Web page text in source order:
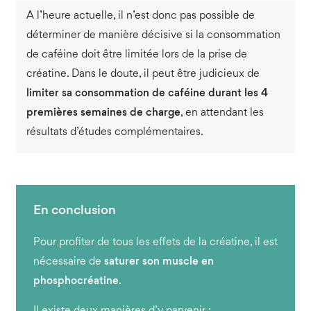
A l’heure actuelle, il n’est donc pas possible de
déterminer de manière décisive si la consommation
de caféine doit être limitée lors de la prise de
créatine. Dans le doute, il peut être judicieux de
limiter sa consommation de caféine durant les 4
premières semaines de charge, en attendant les
résultats d’études complémentaires.
Pour profiter de tous les effets de la créatine, il est
nécessaire de saturer son muscle en
phosphocréatine.